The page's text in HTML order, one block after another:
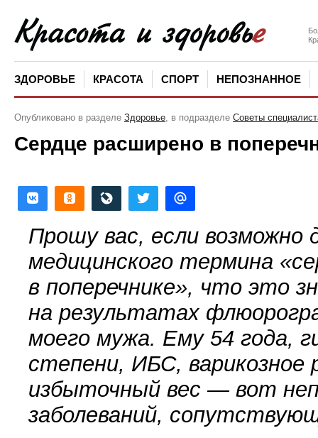
ЗДОРОВЬЕ КРАСОТА СПОРТ НЕПОЗНАННОЕ
Опубликовано в разделе Здоровье, в подразделе Советы
Сердце расширено в
Прошу вас, если возможно
медицинского термина «
в поперечнике», что это
на результатах
моего мужа. Ему 54 года,
степени, ИБС, варикозное
избыточный вес — вот
заболеваний,